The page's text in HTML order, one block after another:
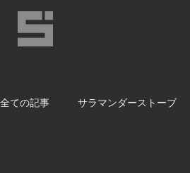
全ての記事 サラマンダーストーブ